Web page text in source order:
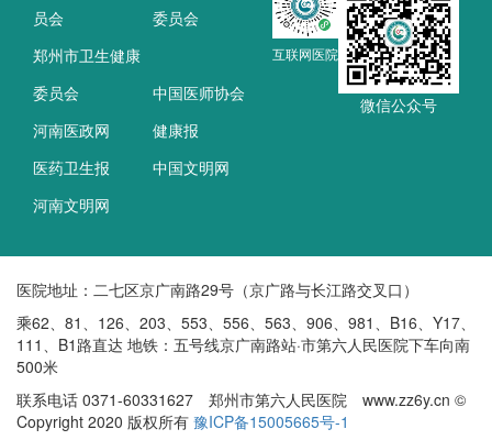
员会
委员会
郑州市卫生健康
委员会
中国医师协会
河南医政网
健康报
医药卫生报
中国文明网
河南文明网
互联网医院
微信公众号
医院地址：二七区京广南路29号（京广路与长江路交叉口）
乘62、81、126、203、553、556、563、906、981、B16、Y17、
111、B1路直达 地铁：五号线京广南路站·市第六人民医院下车向南
500米
联系电话 0371-60331627 郑州市第六人民医院 www.zz6y.cn ©
Copyright 2020 版权所有 豫ICP备15005665号-1